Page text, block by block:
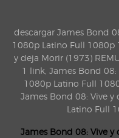
descargar James Bond
1080p Latino Full 1080p
y deja Morir (1973)
1 link, James Bond 08:
1080p Latino Full
James Bond 08: Vive y
Latino Full
James Bond 08: Vive y